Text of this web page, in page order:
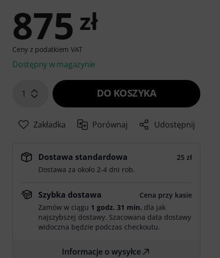
875 zł
Ceny z podatkiem VAT
Dostępny w magazynie
1 DO KOSZYKA
Zakładka Porównaj Udostępnij
Dostawa standardowa
25 zł
Dostawa za około 2-4 dni rob.
Szybka dostawa
Cena przy kasie
Zamów w ciągu 1 godz. 31 min. dla jak
najszybszej dostawy. Szacowana data dostawy
widoczna będzie podczas checkoutu.
Informacje o wysyłce